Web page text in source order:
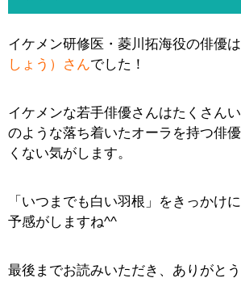
イケメン研修医・菱川拓海役の俳優は
しょう）さんでした！
イケメンな若手俳優さんはたくさん
のような落ち着いたオーラを持つ俳
くない気がします。
「いつまでも白い羽根」をきっかけ
予感がしますね^^
最後までお読みいただき、ありがと